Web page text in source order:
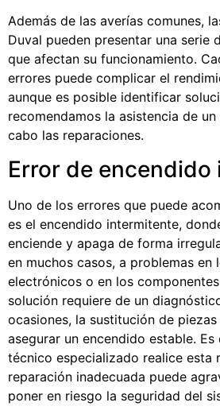
Además de las averías comunes,
Duval pueden presentar una serie
que afectan su funcionamiento.
errores puede complicar el
aunque es posible identificar
recomendamos la asistencia de
cabo las reparaciones.
Error de
Uno de los errores que puede
es el encendido intermitente,
enciende y apaga de forma
en muchos casos, a problemas en
electrónicos o en los
solución requiere de un
ocasiones, la sustitución de
asegurar un encendido estable. Es
técnico especializado realice esta
reparación inadecuada puede
poner en riesgo la seguridad del